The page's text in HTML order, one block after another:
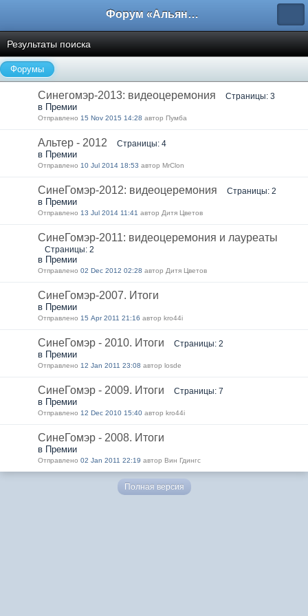
Форум «Альянса вольных переводчиков»
Результаты поиска
Форумы
Синегомэр-2013: видеоцеремония Страницы: 3
в Премии
Отправлено 15 Nov 2015 14:28 автор Пумба
Альтер - 2012 Страницы: 4
в Премии
Отправлено 10 Jul 2014 18:53 автор MrClon
СинеГомэр-2012: видеоцеремония Страницы: 2
в Премии
Отправлено 13 Jul 2014 11:41 автор Дитя Цветов
СинеГомэр-2011: видеоцеремония и лауреаты
Страницы: 2
в Премии
Отправлено 02 Dec 2012 02:28 автор Дитя Цветов
СинеГомэр-2007. Итоги
в Премии
Отправлено 15 Apr 2011 21:16 автор kro44i
СинеГомэр - 2010. Итоги Страницы: 2
в Премии
Отправлено 12 Jan 2011 23:08 автор losde
СинеГомэр - 2009. Итоги Страницы: 7
в Премии
Отправлено 12 Dec 2010 15:40 автор kro44i
СинеГомэр - 2008. Итоги
в Премии
Отправлено 02 Jan 2011 22:19 автор Вин Гдингс
Полная версия